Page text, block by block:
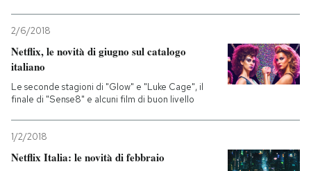
2/6/2018
Netflix, le novità di giugno sul catalogo
italiano
Le seconde stagioni di "Glow" e "Luke Cage", il
finale di "Sense8" e alcuni film di buon livello
1/2/2018
Netflix Italia: le novità di febbraio